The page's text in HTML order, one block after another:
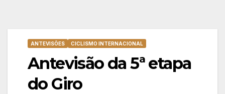
ANTEVISÕES CICLISMO INTERNACIONAL
Antevisão da 5ª etapa
do Giro